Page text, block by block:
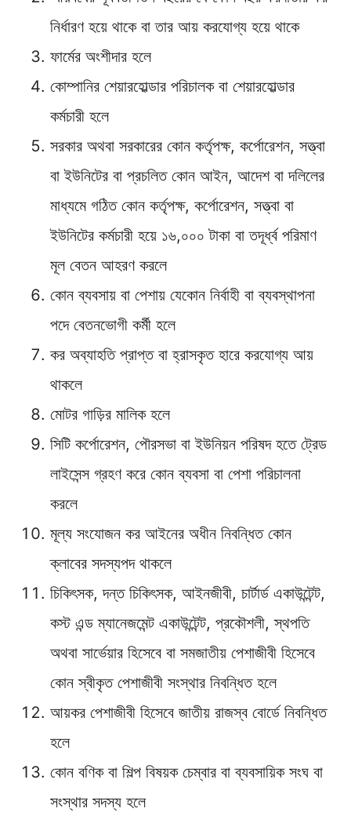
নির্ধারণ হয়ে থাকে বা তার আয় করযােগ্য হয়ে থাকে
ফার্মের অংশীদার হলে
কোম্পানির শেয়ারহােল্ডার পরিচালক বা শেয়ারহােল্ডার
কর্মচারী হলে
সরকার অথবা সরকারের কোন কর্তৃপক্ষ, কর্পোরেশন, সত্ত্বা
বা ইউনিটের বা প্রচলিত কোন আইন, আদেশ বা দলিলের
মাধ্যমে গঠিত কোন কর্তৃপক্ষ, কর্পোরেশন, সত্ত্বা বা
ইউনিটের কর্মচারী হয়ে ১৬,০০০ টাকা বা তদূর্ধ্ব পরিমাণ
মূল বেতন আহরণ করলে
কোন ব্যবসায় বা পেশায় যেকোন নির্বাহী বা ব্যবস্থাপনা
পদে বেতনভােগী কর্মী হলে
কর অব্যাহতি প্রাপ্ত বা হ্রাসকৃত হারে করযােগ্য আয়
থাকলে
মােটর গাড়ির মালিক হলে
সিটি কর্পোরেশন, পৌরসভা বা ইউনিয়ন পরিষদ হতে ট্রেড
লাইসেন্স গ্রহণ করে কোন ব্যবসা বা পেশা পরিচালনা
করলে
মূল্য সংযােজন কর আইনের অধীন নিবন্ধিত কোন
ক্লাবের সদস্যপদ থাকলে
চিকিৎসক, দন্ত চিকিৎসক, আইনজীবী, চার্টার্ড একাউন্টেন্ট,
কস্ট এন্ড ম্যানেজমেন্ট একাউন্টেন্ট, প্রকৌশলী, স্থপতি
অথবা সার্ভেয়ার হিসেবে বা সমজাতীয় পেশাজীবী হিসেবে
কোন স্বীকৃত পেশাজীবী সংস্থার নিবন্ধিত হলে
আয়কর পেশাজীবী হিসেবে জাতীয় রাজস্ব বাের্ডে নিবন্ধিত
হলে
কোন বণিক বা শিল্প বিষয়ক চেম্বার বা ব্যবসায়িক সংঘ বা
সংস্থার সদস্য হলে